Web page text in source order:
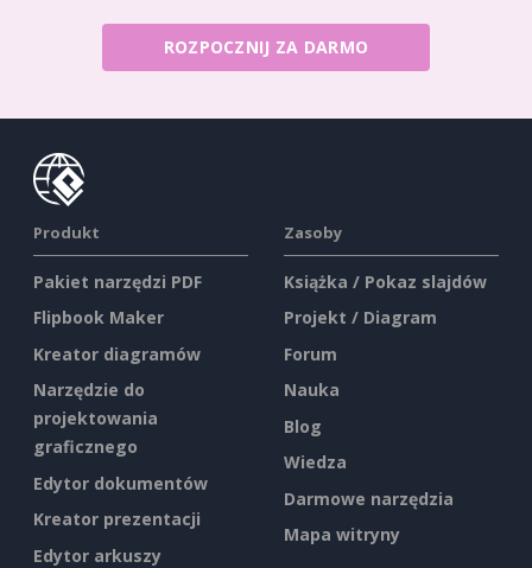
ROZPOCZNIJ ZA DARMO
Produkt
Pakiet narzędzi PDF
Flipbook Maker
Kreator diagramów
Narzędzie do
projektowania
graficznego
Edytor dokumentów
Kreator prezentacji
Edytor arkuszy
Zasoby
Książka / Pokaz slajdów
Projekt / Diagram
Forum
Nauka
Blog
Wiedza
Darmowe narzędzia
Mapa witryny